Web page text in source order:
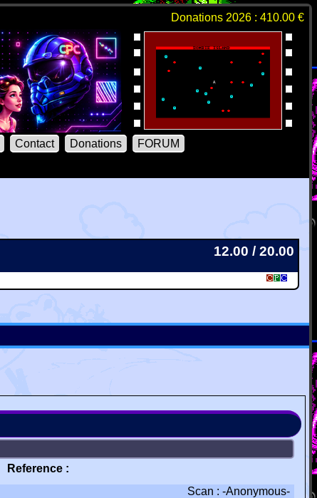
Donations 2026 : 410.00 €
Contact Donations
FORUM
12.00 / 20.00
Reference :
Scan : -Anonymous-